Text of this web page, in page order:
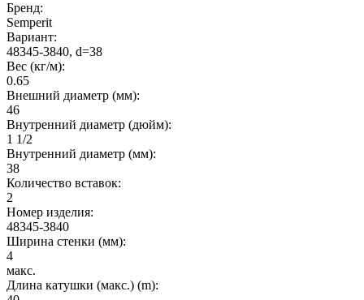
Бренд:
Semperit
Вариант:
48345-3840, d=38
Вес (кг/м):
0.65
Внешний диаметр (мм):
46
Внутренний диаметр (дюйм):
1 1/2
Внутренний диаметр (мм):
38
Количество вставок:
2
Номер изделия:
48345-3840
Ширина стенки (мм):
4
макс.
Длина катушки (макс.) (m):